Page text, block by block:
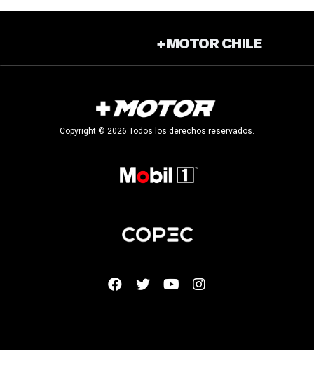
+MOTOR CHILE
Copyright © 2026 Todos los derechos reservados.